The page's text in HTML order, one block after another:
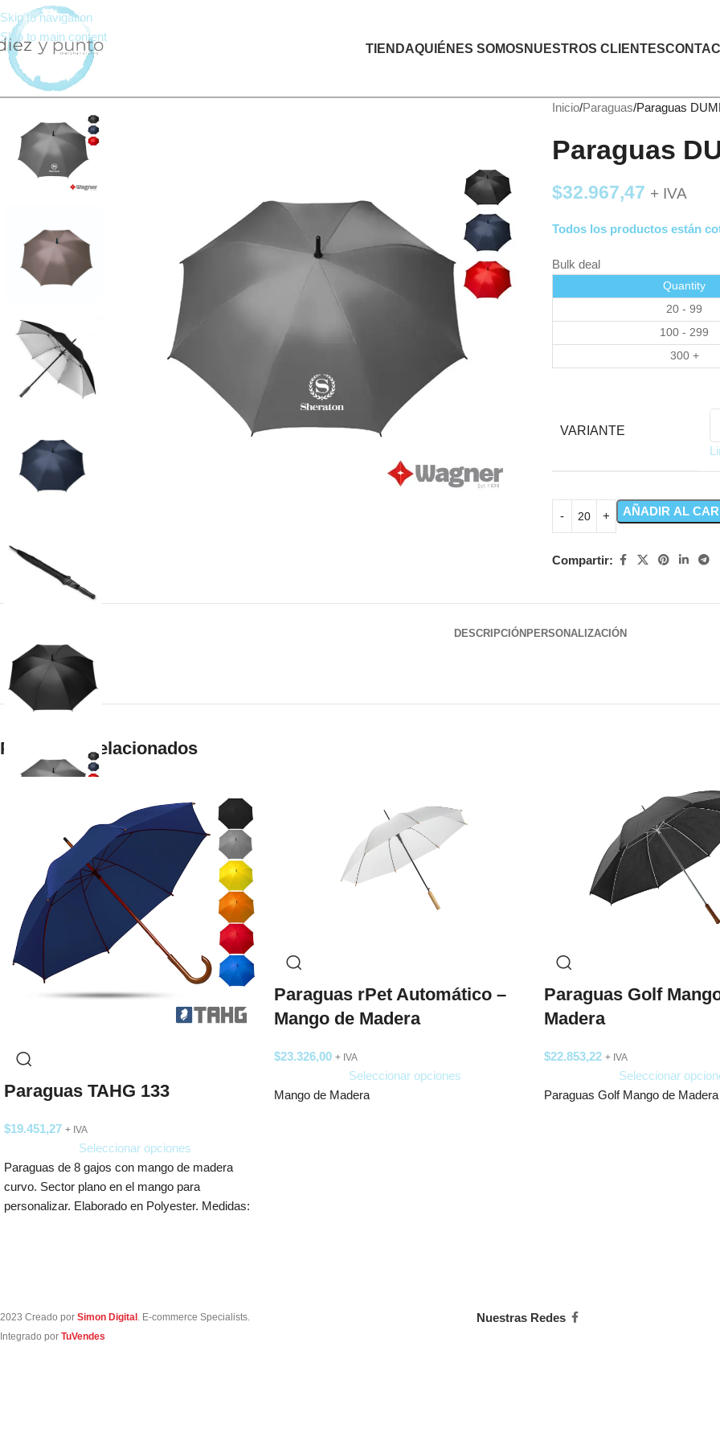
Skip to navigation
Skip to main content
TIENDAQUIÉNES SOMOS NUESTROS CLIENTES
Inicio Paraguas Paraguas
Paraguas
$32.967,47 + IVA
Todos los productos están
Bulk deal
Quantity
20 - 99
100 - 299
300 +
VARIANTE
AÑADIR AL
Compartir:
DESCRIPCIÓN PERSONALIZACIÓN
Productos relacionados
Paraguas TAHG 133
$19.451,27 + IVA
Seleccionar opciones
Paraguas de 8 gajos con mango de madera
curvo. Sector plano en el mango para
personalizar. Elaborado en Polyester. Medidas:
Paraguas rPet Automático –
Mango de Madera
$23.326,00 + IVA
Seleccionar opciones
Mango de Madera
Paraguas Golf
Madera
$22.853,22 + IVA
Seleccionar
Paraguas Golf Mango de Madera
2023 Creado por Simon Digital . E-commerce Specialists.
Integrado por TuVendes
Nuestras Redes